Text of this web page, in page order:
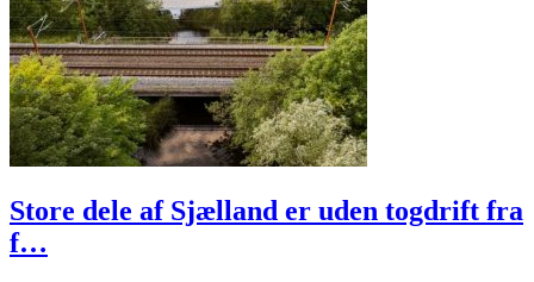
Store dele af Sjælland er uden togdrift fra
f…